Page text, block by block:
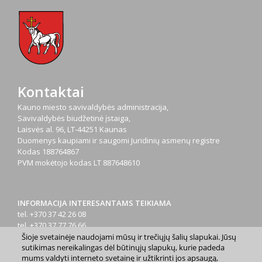
Kontaktai
Kauno miesto savivaldybės administracija,
Savivaldybės biudžetinė įstaiga,
Laisvės al. 96, LT-44251 Kaunas
Duomenys kaupiami ir saugomi Juridinių asmenų registre
Kodas 188764867
PVM mokėtojo kodas LT 887648610
INFORMACIJA INTERESANTAMS TEIKIAMA
tel. +370 37 42 26 08
tel. +370 37 77 76 66
tel. +370 660 07000
el. p.info@kaunas.lt
Šioje svetainėje naudojami mūsų ir trečiųjų šalių slapukai. Jūsų
sutikimas nereikalingas dėl būtinųjų slapukų, kurie padeda
mums valdyti interneto svetainę ir užtikrinti jos apsaugą,